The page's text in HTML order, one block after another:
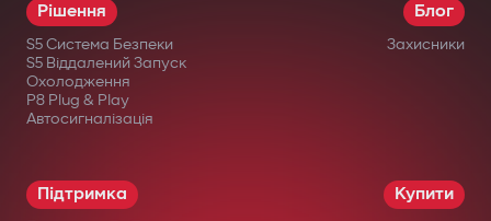
Додатковий підкапотний модуль блокує
запуск двигуна навіть при пошкодженні
центрального блоку.
Інтелектуальний дистанційний
Запуск двигуна через застосунок Gazer
Рішення
S5 Система Безпеки
S5 Віддалений Запуск
Охолодження
P8 Plug & Play
Автосигналізація
Блог
Захисники
Підтримка Купити